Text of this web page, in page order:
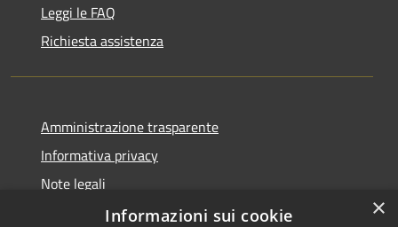
Leggi le FAQ
Richiesta assistenza
Amministrazione trasparente
Informativa privacy
Note legali
Dichiarazione di accessibilità
×
Informazioni sui cookie